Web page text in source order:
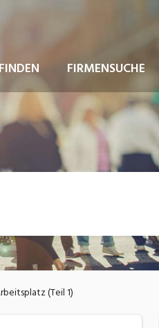
FIRMENSUCHE
Bewerbung / Rekrutierung
(Teil 1)